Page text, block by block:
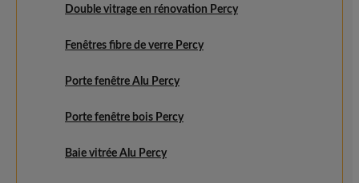
Double vitrage en rénovation Percy
Fenêtres fibre de verre Percy
Porte fenêtre Alu Percy
Porte fenêtre bois Percy
Baie vitrée Alu Percy